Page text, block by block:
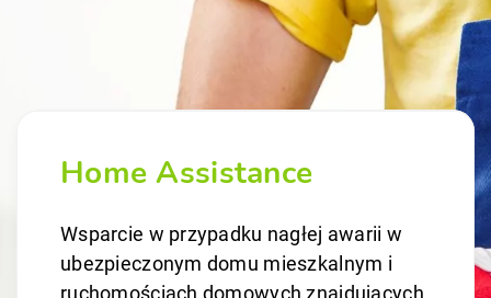
Home Assistance
Wsparcie w przypadku nagłej awarii w
ubezpieczonym domu mieszkalnym i
ruchomościach domowych znajdujących